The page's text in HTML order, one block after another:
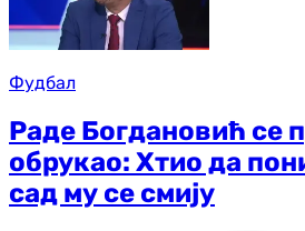
Фудбал
Раде Богдановић се
обрукао: Хтио да
сад му се смију